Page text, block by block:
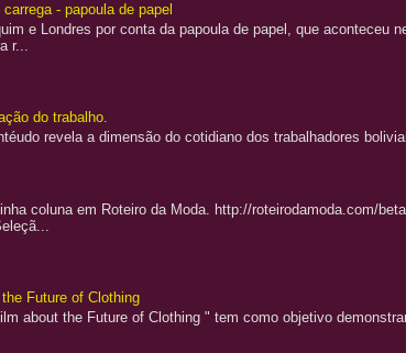
- papoula de papel
e Londres por conta da papoula de papel, que aconteceu
r...
do trabalho.
revela a dimensão do cotidiano dos trabalhadores
coluna em Roteiro da Moda. http://roteirodamoda.com/
Future of Clothing
about the Future of Clothing " tem como objetivo